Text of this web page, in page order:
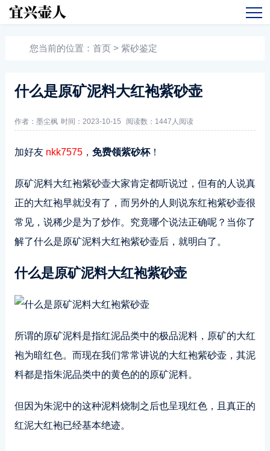
您当前的位置： 首页 > 紫砂鉴定
什么是原矿泥料大红袍紫砂壶
作者：墨尘枫 时间：2023-10-15 阅读数： 1447人阅读
加好友 nkk7575， 免费领紫砂杯！
原矿泥料大红袍紫砂壶大家肯定都听说过，但有的人说真
正的大红袍早就没有了，而另外的人则说东红袍紫砂壶很
常见，说稀少是为了炒作。究竟哪个说法正确呢？当你了
解了什么是原矿泥料大红袍紫砂壶后，就明白了。
什么是原矿泥料大红袍紫砂壶
所谓的原矿泥料是指红泥品类中的极品泥料，原矿的大红
袍为暗红色。而现在我们常常讲说的大红袍紫砂壶，其泥
料都是指朱泥品类中的黄色的的原矿泥料。
但因为朱泥中的这种泥料烧制之后也呈现红色，且真正的
红泥大红袍已经基本绝迹。